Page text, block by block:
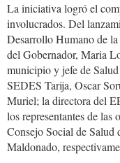
La iniciativa logró el
involucrados. Del
Desarrollo Humano de
del Gobernador, Maria
municipio y jefe de
SEDES Tarija, Oscar
Muriel; la directora del
los representantes de las
Consejo Social de
Maldonado,